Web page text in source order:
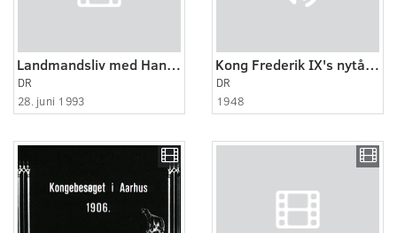
Landmandsliv med Hans Arne Hansen
DR
28. juni 1993
Kong Frederik IX's nytårstale 1947 / 1948
DR
1948